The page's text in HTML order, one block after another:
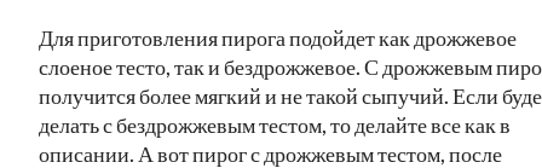
Для приготовления пирога подойдет как дрожжевое
слоеное тесто, так и бездрожжевое. С дрожжевым
получится более мягкий и не такой сыпучий. Если
делать с бездрожжевым тестом, то делайте все как в
описании. А вот пирог с дрожжевым тестом, после